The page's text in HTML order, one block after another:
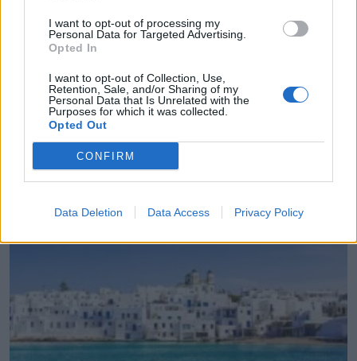
I want to opt-out of processing my
Personal Data for Targeted Advertising.
Opted In
I want to opt-out of Collection, Use,
Retention, Sale, and/or Sharing of my
Personal Data that Is Unrelated with the
Purposes for which it was collected.
Opted Out
CONFIRM
Data Deletion Data Access Privacy Policy
Πάνω από 60 σημεία με καθαρό πόσιμο νερό σε
όλο τον Δήμο Χανίων